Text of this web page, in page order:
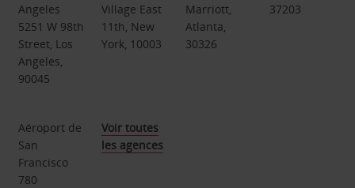
Angeles
5251 W 98th
Street, Los
Angeles,
90045
Village East
11th, New
York, 10003
Marriott,
Atlanta,
30326
37203
Aéroport de
San
Francisco
780
Voir toutes
les agences